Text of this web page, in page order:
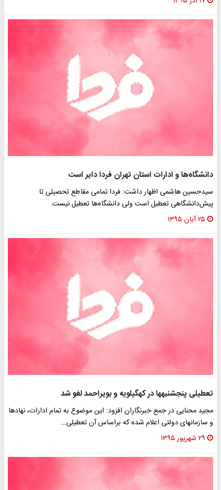
دانشگاه‌ها و ادارات استان تهران فردا دایر است
سیدحسین هاشمی اظهار داشت: فردا تمامی مقاطع تحصیلی تا
پیش‌دانشگاهی تعطیل است ولی دانشگاه‌ها تعطیل نیست.
۲۵ آبان ۱۳۹۵
تعطیلی پنجشنبه‎ها در کهگیلویه و بویراحمد لغو شد
مجید محنایی در جمع خبرنگاران افزود: این موضوع به تمام ادارات، نهادها
و سازمانهای دولتی اعلام شده که براساس آن تعطیلی…
۲۹ شهریور ۱۳۹۵